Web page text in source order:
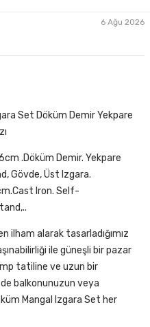
6 Ağu 2026
Set Döküm Demir Yekpare
.Döküm Demir. Yekpare
Gövde, Üst Izgara.
Iron. Self-
ilham alarak tasarladığımız
ile güneşli bir pazar
tatiline ve uzun bir
balkonunuzun veya
Mangal Izgara Set her